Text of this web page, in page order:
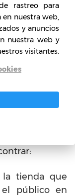
que
mayoría de
y su
los 14 hasta
aspectos
para el
tienda que
el público en
rastreo para
en nuestra web,
y anuncios
nuestra web y
visitantes.